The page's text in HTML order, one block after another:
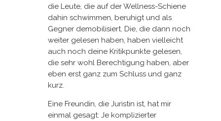
die Leute, die auf der Wellness-Schiene
dahin schwimmen, beruhigt und als
Gegner demobilisiert. Die, die dann noch
weiter gelesen haben, haben vielleicht
auch noch deine Kritikpunkte gelesen,
die sehr wohl Berechtigung haben, aber
eben erst ganz zum Schluss und ganz
kurz.
Eine Freundin, die Juristin ist, hat mir
einmal gesagt: Je komplizierter